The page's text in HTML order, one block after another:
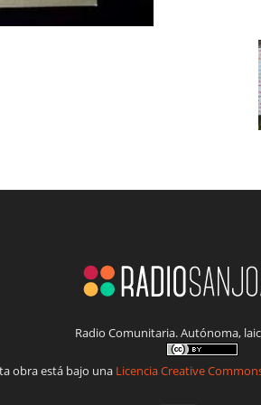
Radio Comunitaria. Autónoma,
obra está bajo una Licencia Creative